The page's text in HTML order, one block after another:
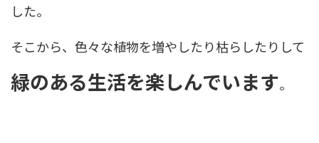
した。
そこから、色々な植物を増やしたり枯らしたりして
緑のある生活を楽しんでいます。